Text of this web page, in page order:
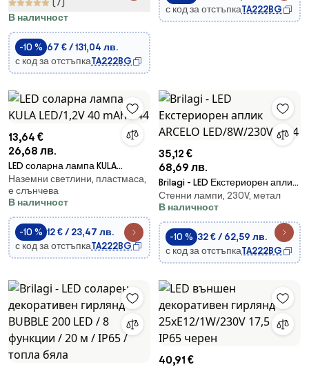
IP44 топла бяла светлина
(7)
В наличност
-10 % 67 € / 131,04 лв.
с код за отстъпкаTA222BG
с код за отстъпкаTA222BG
13,64 €
26,68 лв.
LED соларна лампа KULA
LED/1,2V 40 mAh P44
Наземни светлини, пластмаса,
е слънчева
В наличност
-10 % 12 € / 23,47 лв.
с код за отстъпкаTA222BG
35,12 €
68,69 лв.
Brilagi - LED Екстериорен аплик
ARCELO LED/8W/230V IP54
Стенни лампи, 230V, метал
В наличност
-10 % 32 € / 62,59 лв.
с код за отстъпкаTA222BG
40,91 €